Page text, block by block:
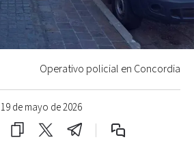
19 de mayo de 2026
Operativo policial en Concordia